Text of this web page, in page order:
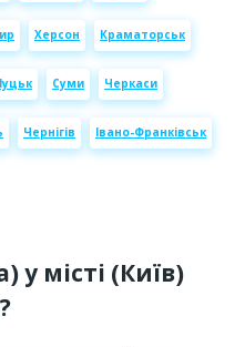
Херсон Краматорськ
Суми Черкаси
Чернігів Івано-Франківськ
у місті (Київ)